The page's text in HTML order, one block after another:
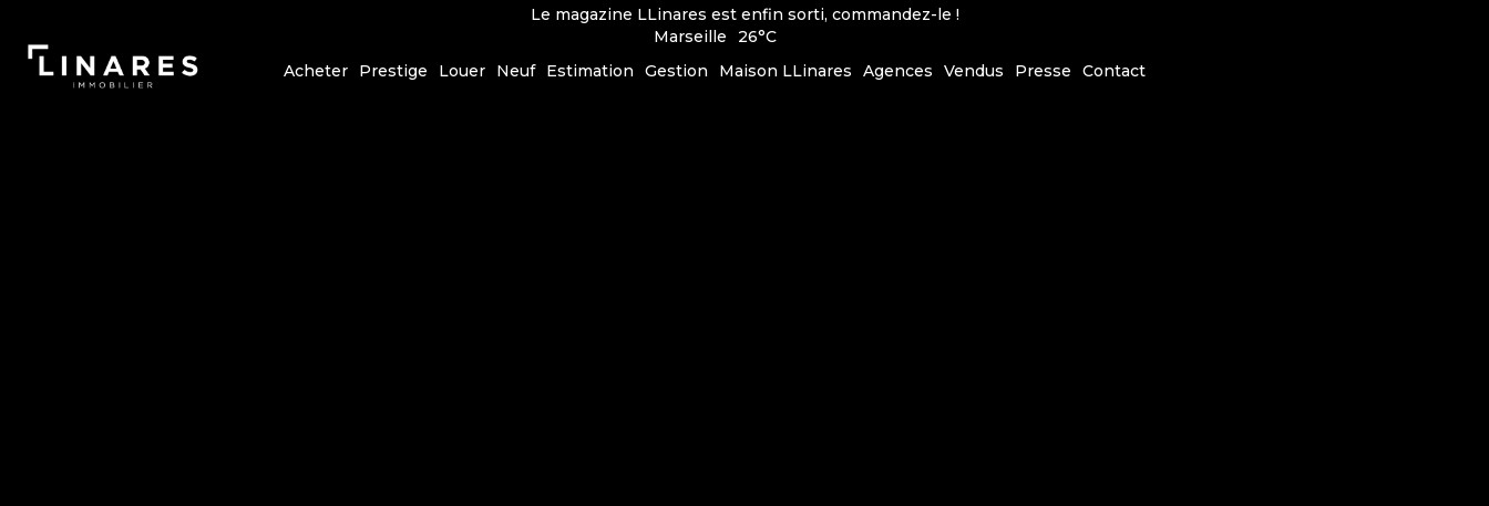
Le magazine LLinares est enfin sorti, commandez-le !
Marseille
26°C
Acheter
Prestige Louer Neuf Estimation Gestion Maison LLinares Agences Vendus Presse Contact